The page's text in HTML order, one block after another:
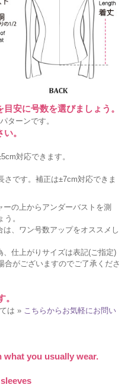
安に号数を選びましょう。
ターンです。
。
対応できます。
さです。補正は±7cm対応できま
の上からアンダーバストを測
。
、ワン号数アップをオススメし
仕上がりサイズは表記(ご指定)
がございますのでご了承くださ
は » こちらからお気軽にお問い
what you usually wear.